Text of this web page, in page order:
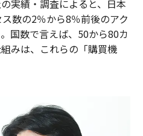
実績・調査によると、日本
数の2％から8％前後のアク
国数で言えば、50から80カ
みは、これらの「購買機